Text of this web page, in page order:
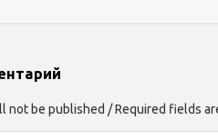
not be published / Required fields